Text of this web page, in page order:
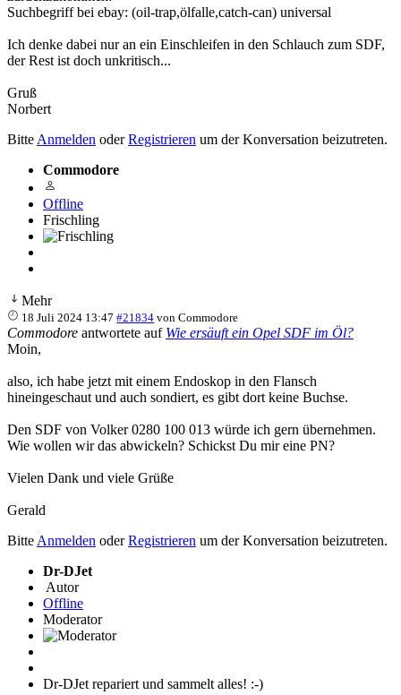
Suchbegriff bei ebay: (oil-trap,ölfalle,catch-can) universal
Ich denke dabei nur an ein Einschleifen in den Schlauch zum SDF,
der Rest ist doch unkritisch...
Gruß
Norbert
Bitte Anmelden oderRegistrieren um der Konversation beizutreten.
Commodore
Offline
Frischling
Mehr
18 Juli 2024 13:47 #21834 vonCommodore
Commodore antwortete auf Wie ersäuft ein Opel SDF im Öl?
Moin,
also, ich habe jetzt mit einem Endoskop in den Flansch
hineingeschaut und auch sondiert, es gibt dort keine Buchse.
Den SDF von Volker 0280 100 013 würde ich gern übernehmen.
Wie wollen wir das abwickeln? Schickst Du mir eine PN?
Vielen Dank und viele Grüße
Gerald
Bitte Anmelden oderRegistrieren um der Konversation beizutreten.
Dr-DJet
Autor
Offline
Moderator
Dr-DJet repariert und sammelt alles! :-)